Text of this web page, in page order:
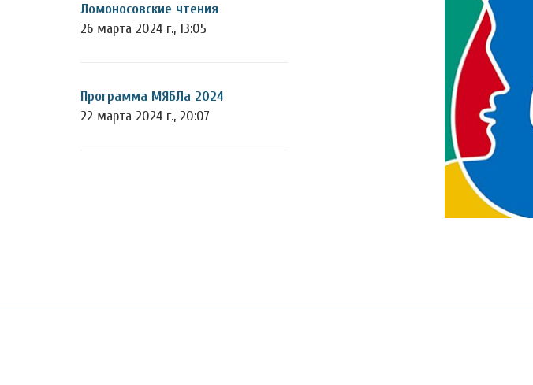
Ломоносовские чтения
26 марта 2024 г., 13:05
Программа МЯБЛа 2024
22 марта 2024 г., 20:07